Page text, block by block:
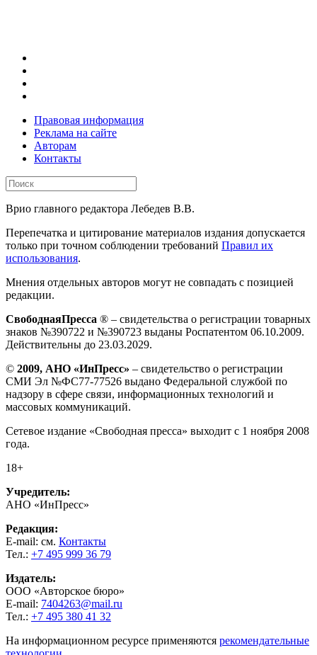
Правовая информация
Реклама на сайте
Авторам
Контакты
Врио главного редактора Лебедев В.В.
Перепечатка и цитирование материалов издания допускается
только при точном соблюдении требований Правил их
использования.
Мнения отдельных авторов могут не совпадать с позицией
редакции.
СвободнаяПресса ® – свидетельства о регистрации товарных
знаков №390722 и №390723 выданы Роспатентом 06.10.2009.
Действительны до 23.03.2029.
© 2009, АНО «ИнПресс» – свидетельство о регистрации
СМИ Эл №ФС77-77526 выдано Федеральной службой по
надзору в сфере связи, информационных технологий и
массовых коммуникаций.
Сетевое издание «Свободная пресса» выходит с 1 ноября 2008
года.
18+
Учредитель:
АНО «ИнПресс»
Редакция:
E-mail: см. Контакты
Тел.: +7 495 999 36 79
Издатель:
ООО «Авторское бюро»
E-mail: 7404263@mail.ru
Тел.: +7 495 380 41 32
На информационном ресурсе применяются рекомендательные